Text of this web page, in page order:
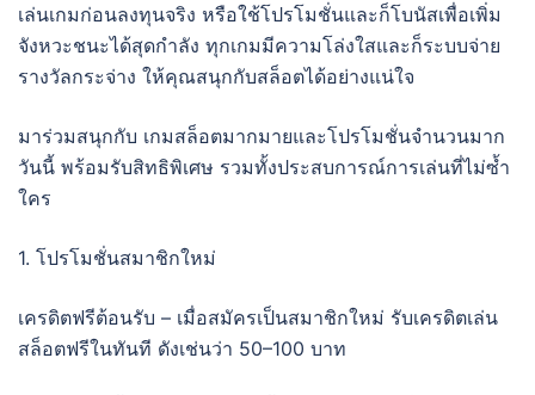
เล่นเกมก่อนลงทุนจริง หรือใช้โปรโมชั่นและก็โบนัสเพื่อเพิ่ม
จังหวะชนะได้สุดกำลัง ทุกเกมมีความโล่งใสและก็ระบบจ่าย
รางวัลกระจ่าง ให้คุณสนุกกับสล็อตได้อย่างแน่ใจ
มาร่วมสนุกกับ เกมสล็อตมากมายและโปรโมชั่นจำนวนมาก
วันนี้ พร้อมรับสิทธิพิเศษ รวมทั้งประสบการณ์การเล่นที่ไม่ซ้ำ
ใคร
1. โปรโมชั่นสมาชิกใหม่
เครดิตฟรีต้อนรับ – เมื่อสมัครเป็นสมาชิกใหม่ รับเครดิตเล่น
สล็อตฟรีในทันที ดังเช่นว่า 50–100 บาท